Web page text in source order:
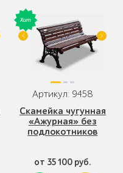
Артикул: 9458
Скамейка чугунная
«Ажурная» без
подлокотников
от 35 100 руб.